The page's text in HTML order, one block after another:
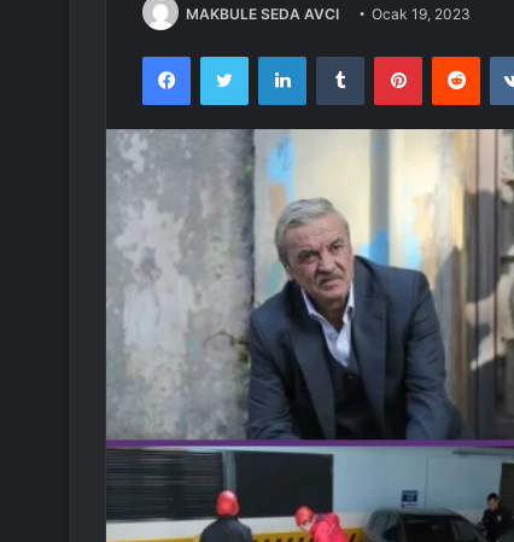
MAKBULE SEDA AVCI Ocak 19, 2023
FacebookTwitter LinkedInTumblr Pinterest